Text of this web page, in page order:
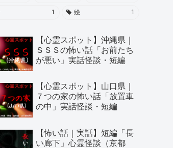
1 絵 1
【心霊スポット】沖縄県｜
ＳＳＳの怖い話「お前たち
が悪い」実話怪談・短編
【心霊スポット】山口県｜
７つの家の怖い話「放置車
の中」実話怪談・短編
【怖い話｜実話】短編「長
い廊下」心霊怪談（京都